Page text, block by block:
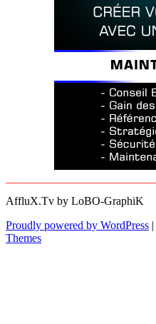
AffluX.Tv by LoBO-GraphiK
Proudly powered by WordPress |
Themes